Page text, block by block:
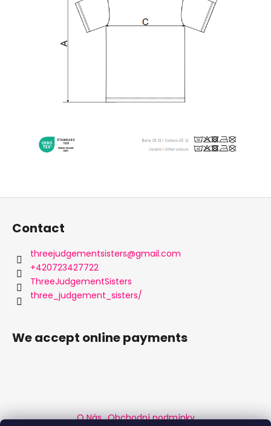
F
Contact
threejudgementsisters@gmail.com
+420723427722
ThreeJudgementSisters
three_judgement_sisters/
We accept online payments
O Nás Obchodní podmínky